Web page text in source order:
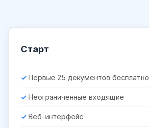
Старт
Первые 25 документов бесплатно
Неограниченные входящие
Веб-интерфейс